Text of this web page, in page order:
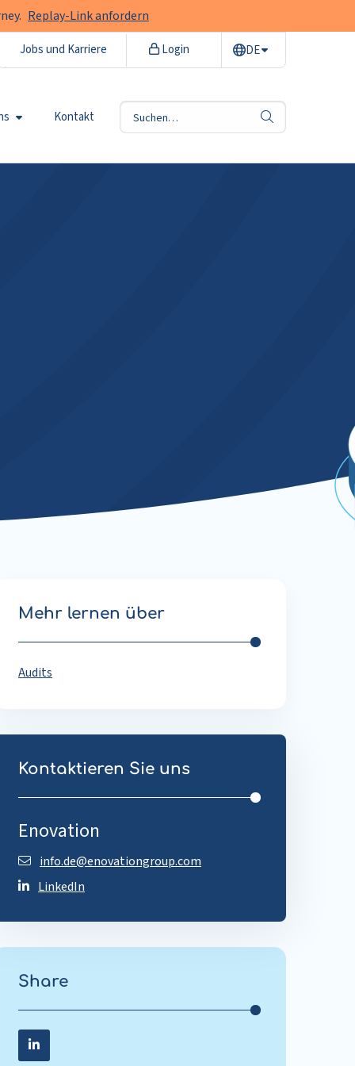
Replay-Link anfordern
Kontakt
Suche
Jobs und Karriere Login DE
Mehr lernen über
Audits
Kontaktieren Sie uns
Enovation
info.de@enovationgroup.com
LinkedIn
Share
Share